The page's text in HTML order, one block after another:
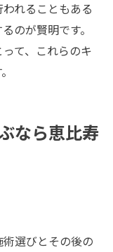
れることもある
のが賢明です。
て、これらのキ
なら恵比寿
選びとその後の